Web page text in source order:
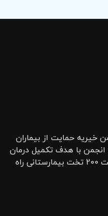
خیریه حمایت از بیماران
با هدف تکمیل درمان
بیماران مبتلا به سرطان، با ظرفیت 200 تخت بیمارستانی راه